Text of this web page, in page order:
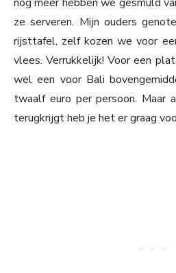
ze serveren. Mijn ouders
rijsttafel, zelf kozen we voor
vlees. Verrukkelijk! Voor een
wel een voor Bali
twaalf euro per persoon.
terugkrijgt heb je het er graag